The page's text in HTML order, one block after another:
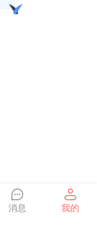
消息 我的